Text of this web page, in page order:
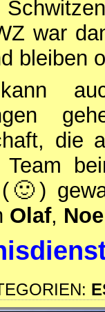
war
bleiben
kann
die
Team
(🙂)
Olaf,